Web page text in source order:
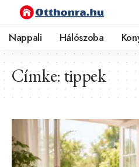
Nappali Hálószoba
Címke: tippek